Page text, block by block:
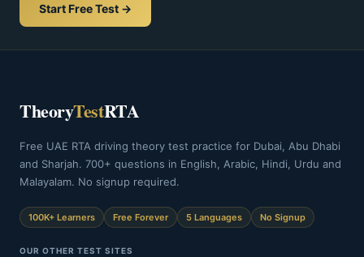
Start Free Test →
TheoryTestRTA
Free UAE RTA driving theory test practice for Dubai, Abu Dhabi
and Sharjah. 700+ questions in English, Arabic, Hindi, Urdu and
Malayalam. No signup required.
100K+ Learners Free Forever 5 Languages No Signup
OUR OTHER TEST SITES